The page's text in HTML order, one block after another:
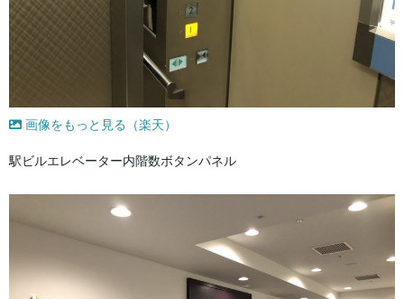
画像をもっと見る（楽天）
駅ビルエレベーター内階数ボタンパネル